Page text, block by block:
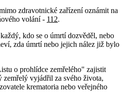
zdravotnické zařízení oznámit na
volání - 112.
kdo se o úmrtí dozvěděl, nebo
zda úmrtí nebo jejich nález již bylo
o prohlídce zemřelého" zajistit
zemřelý vyjádřil za svého života,
krematoria nebo veřejného